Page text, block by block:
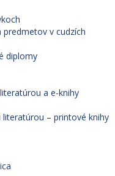
predmetov v cudzích
diplomy
a e-knihy
– printové knihy